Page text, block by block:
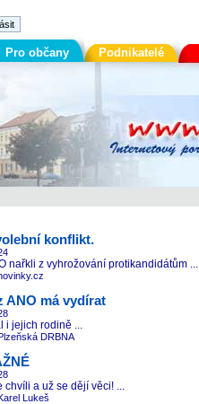
Pro občany Podnikatelé
konflikt.
nařkli z vyhrožování protikandidátům ...
ANO má vydírat
i jejich rodině ...
DRBNA
chvíli a už se dějí věci! ...
Lukeš